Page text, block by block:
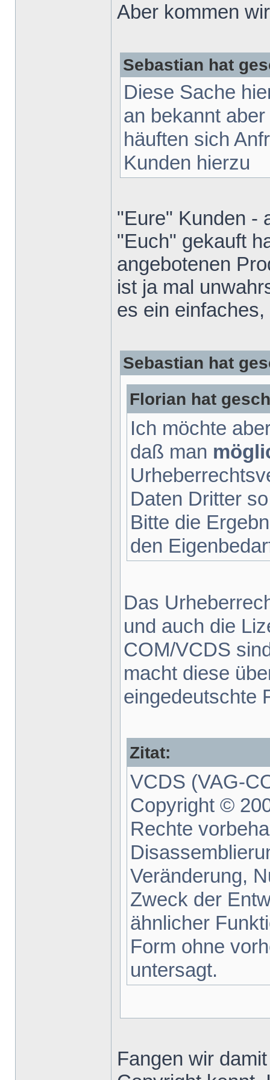
Aber kommen
Sebastian hat
Diese Sache
an bekannt
häuften sich
Kunden hierzu
"Eure" Kunden -
"Euch" gekauft
angebotenen
ist ja mal
es ein
Sebastian hat
Florian hat
Ich möchte
daß man
Daten Dritter
Bitte die
den
Das
und auch die
COM/VCDS
macht diese
eingedeutschte
Zitat:
VCDS (VAG-
Copyright ©
Rechte
Veränderung,
Zweck der
ähnlicher
Form ohne
untersagt.
Fangen wir